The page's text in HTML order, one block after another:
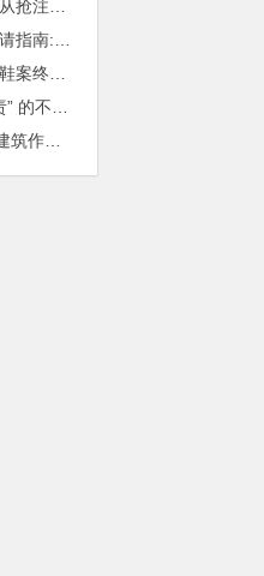
于国栋律师｜从“中国尊酒瓶案”看建筑作品著作权保护的司法边界与商用合规